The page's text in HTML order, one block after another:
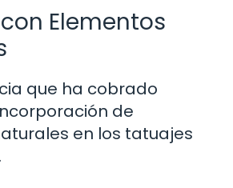
Elementos
que ha cobrado
de
en los tatuajes